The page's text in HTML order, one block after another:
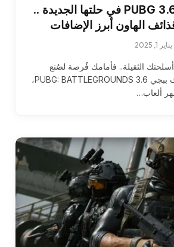
تحديث ببجي PUBG 3.6 في حلتها الجديدة ..
الهاون أبرز الإضافات
يناير 1, 2025
الثقيلة.. فأمامك فُرصة لصُنع
الفوضى في تحديث ببجي PUBG: BATTLEGROUNDS 3.6،
ألعاب…